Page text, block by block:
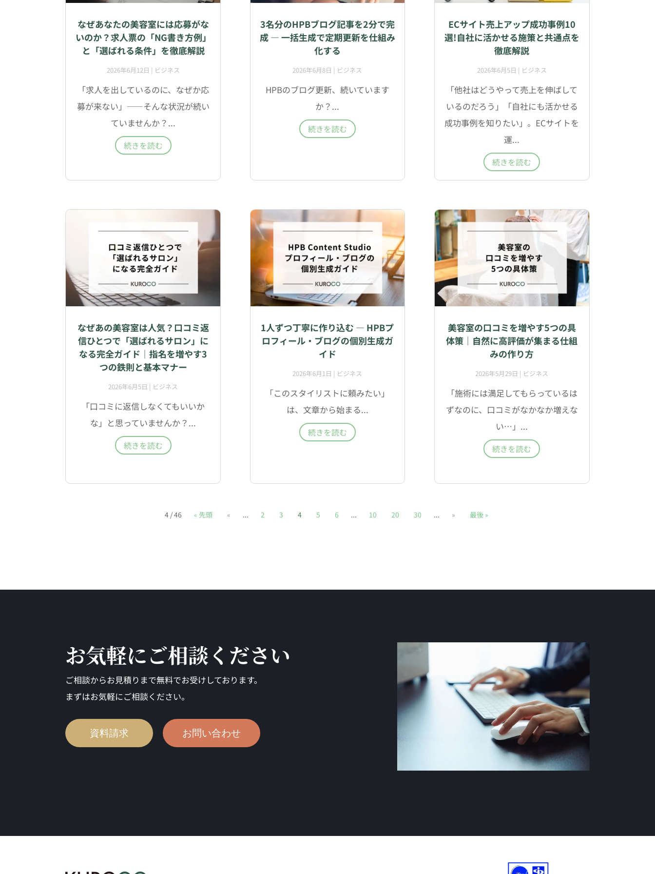
なぜあなたの美容室には応募がな
いのか？求人票の「NG書き方例」
と「選ばれる条件」を徹底解説
2026年6月12日 | ビジネス
「求人を出しているのに、なぜか応
募が来ない」——そんな状況が続い
ていませんか？...
続きを読む
なぜあの美容室は人気？口コミ返
信ひとつで「選ばれるサロン」に
なる完全ガイド｜指名を増やす3
つの鉄則と基本マナー
2026年6月5日 | ビジネス
「口コミに返信しなくてもいいか
な」と思っていませんか？...
続きを読む
3名分のHPBブログ記事を2分で完
成 — 一括生成で定期更新を仕組み
化する
2026年6月8日 | ビジネス
HPBのブログ更新、続いています
か？...
続きを読む
1人ずつ丁寧に作り込む — HPBプ
ロフィール・ブログの個別生成ガ
イド
2026年6月1日 | ビジネス
「このスタイリストに頼みたい」
は、文章から始まる...
続きを読む
ECサイト売上アップ成功事例10
選!自社に活かせる施策と共通点を
徹底解説
2026年6月5日 | ビジネス
「他社はどうやって売上を伸ばして
いるのだろう」「自社にも活かせる
成功事例を知りたい」。ECサイトを
運...
続きを読む
美容室の口コミを増やす5つの具
体策｜自然に高評価が集まる仕組
みの作り方
2026年5月29日 | ビジネス
「施術には満足してもらっているは
ずなのに、口コミがなかなか増えな
い…」...
続きを読む
4 / 46 « 先頭 « ... 2 3 4 5 6 ... 10 20 30 ... » 最後 »
お気軽にご相談ください
ご相談からお見積りまで無料でお受けしております。
まずはお気軽にご相談ください。
資料請求 お問い合わせ